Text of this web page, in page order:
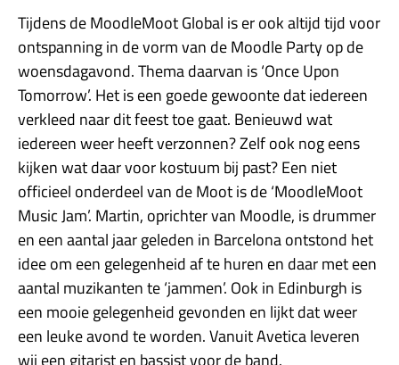
Tijdens de MoodleMoot Global is er ook altijd tijd voor
ontspanning in de vorm van de Moodle Party op de
woensdagavond. Thema daarvan is ‘Once Upon
Tomorrow’. Het is een goede gewoonte dat iedereen
verkleed naar dit feest toe gaat. Benieuwd wat
iedereen weer heeft verzonnen? Zelf ook nog eens
kijken wat daar voor kostuum bij past? Een niet
officieel onderdeel van de Moot is de ‘MoodleMoot
Music Jam’. Martin, oprichter van Moodle, is drummer
en een aantal jaar geleden in Barcelona ontstond het
idee om een gelegenheid af te huren en daar met een
aantal muzikanten te ‘jammen’. Ook in Edinburgh is
een mooie gelegenheid gevonden en lijkt dat weer
een leuke avond te worden. Vanuit Avetica leveren